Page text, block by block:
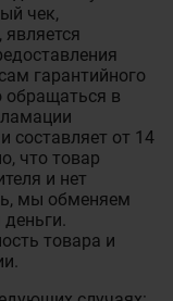
чек,
гарантийного
обращаться в
составляет от 14
что товар
и нет
мы обменяем
товара и